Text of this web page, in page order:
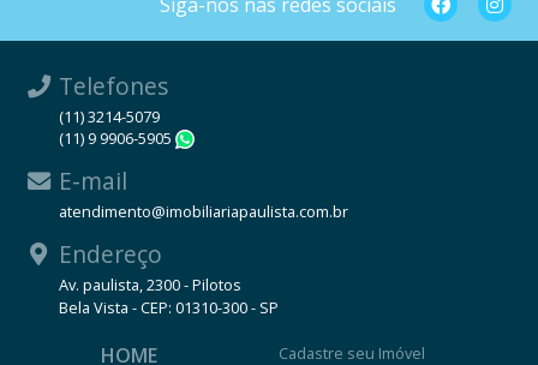
Telefones
(11) 3214-5079
(11) 9 9906-5905
E-mail
atendimento@imobiliariapaulista.com.br
Endereço
Av. paulista, 2300 - Pilotos
Bela Vista - CEP: 01310-300 - SP
HOME Cadastre seu Imóvel